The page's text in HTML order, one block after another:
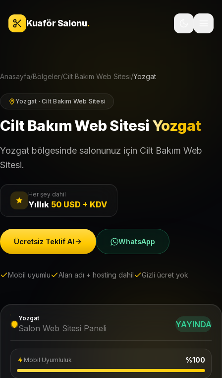
Kuaför Salonu.
Anasayfa/Bölgeler/Cilt Bakım Web Sitesi/Yozgat
Yozgat · Cilt Bakım Web Sitesi
Cilt Bakım Web SitesiYozgat
Yozgat bölgesinde salonunuz için Cilt Bakım Web
Sitesi.
Her şey dahil
Yıllık 50 USD + KDV
Ücretsiz Teklif Al WhatsApp
Mobil uyumlu Alan adı + hosting dahil Gizli ücret yok
Yozgat
Salon Web Sitesi Paneli YAYINDA
Mobil Uyumluluk %100